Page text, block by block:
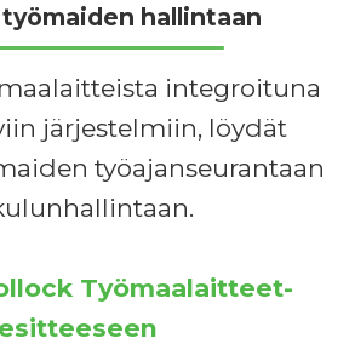
hallintaan
integroituna
järjestelmiin, löydät
työajanseurantaan
Työmaalaitteet-
esitteeseen